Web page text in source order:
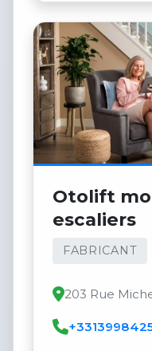
Otolift
escaliers
FABRICANT
203 Rue